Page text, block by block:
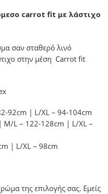
carrot fit με λάστιχο
σαν σταθερό λινό
στην μέση Carrot fit
92cm | L/XL – 94-104cm
M/L – 122-128cm | L/XL –
| L/XL – 98cm
της επιλογής σας. Εμείς